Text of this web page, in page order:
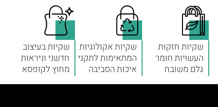
שקיות חזקות
העשויות חומר
גלם משובח
שקיות אקולוגיות
המתאימות לתקני
איכות הסביבה
שקיות בעיצוב
חדשני וניראות
מחוץ לקופסא